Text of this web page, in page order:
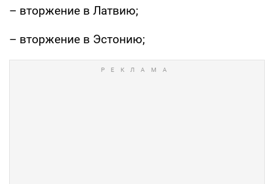
– вторжение в Латвию;
– вторжение в Эстонию;